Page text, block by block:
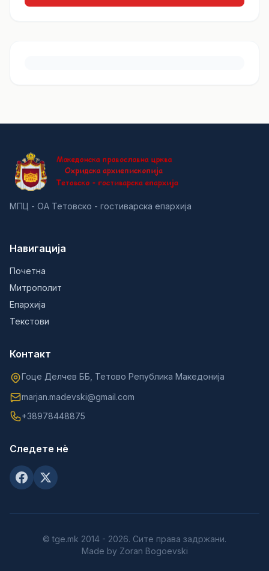
МПЦ - ОА Тетовско - гостиварска епархија
Навигација
Почетна
Митрополит
Епархија
Текстови
Контакт
Гоце Делчев ББ, Тетово Република Македонија
marjan.madevski@gmail.com
+38978448875
Следете нè
© tge.mk 2014 - 2026. Сите права задржани.
Made by Zoran Bogoevski